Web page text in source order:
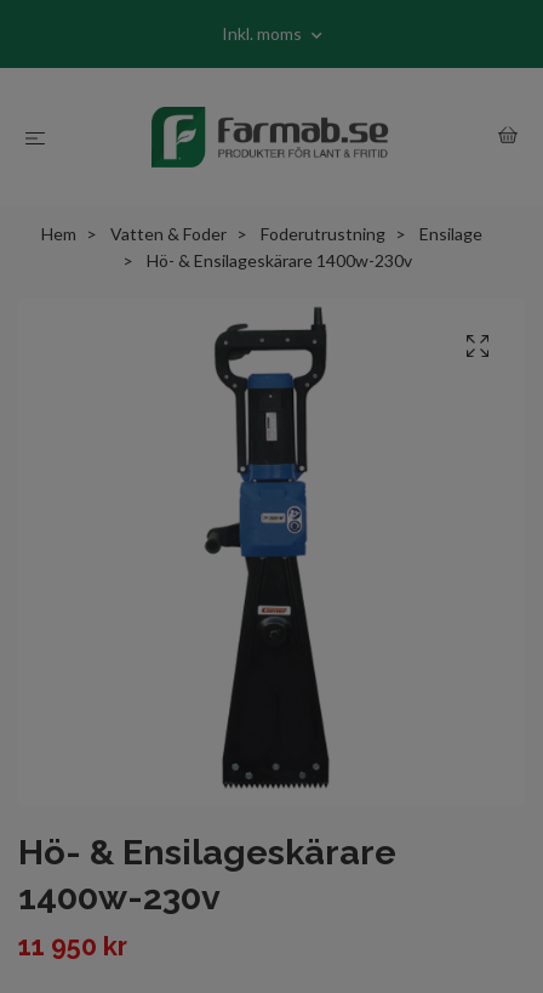
Inkl. moms
Hem Vatten & Foder Foderutrustning
Ensilage
Hö- & Ensilageskärare 1400w-230v
Hö- & Ensilageskärare
1400w-230v
11 950 kr